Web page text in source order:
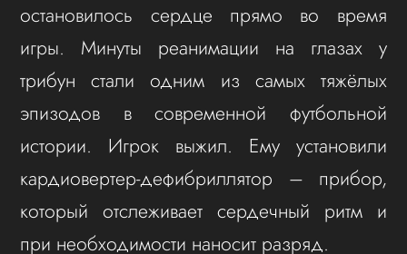
остановилось сердце прямо во время
игры. Минуты реанимации на глазах у
трибун стали одним из самых тяжёлых
эпизодов в современной футбольной
истории. Игрок выжил. Ему установили
кардиовертер-дефибриллятор – прибор,
который отслеживает сердечный ритм и
при необходимости наносит разряд.